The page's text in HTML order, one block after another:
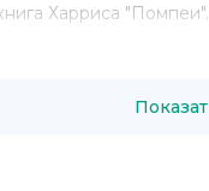
Харриса "Помпеи".